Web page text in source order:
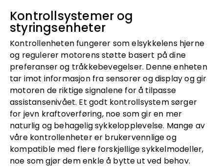
Kontrollsystemer og
styringsenheter
Kontrollenheten fungerer som elsykkelens hjerne
og regulerer motorens støtte basert på dine
preferanser og tråkkebevegelser. Denne enheten
tar imot informasjon fra sensorer og display og gir
motoren de riktige signalene for å tilpasse
assistansenivået. Et godt kontrollsystem sørger
for jevn kraftoverføring, noe som gir en mer
naturlig og behagelig sykkelopplevelse. Mange av
våre kontrollenheter er brukervennlige og
kompatible med flere forskjellige sykkelmodeller,
noe som gjør dem enkle å bytte ut ved behov.